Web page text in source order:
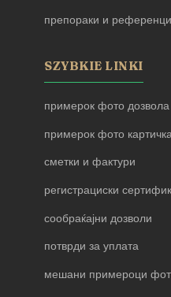
препораки и референци
SZYBKIE LINKI
примерок фото дозвола
примерок фото
сметки и фактури
регистрациски
сообраќајни дозволи
потврди за уплата
мешани примероци